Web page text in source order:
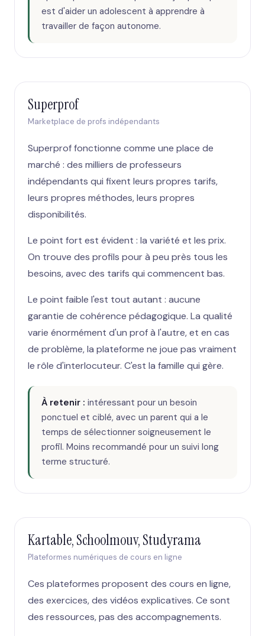
est d'aider un adolescent à apprendre à
travailler de façon autonome.
Superprof
Marketplace de profs indépendants
Superprof fonctionne comme une place de
marché : des milliers de professeurs
indépendants qui fixent leurs propres tarifs,
leurs propres méthodes, leurs propres
disponibilités.
Le point fort est évident : la variété et les prix.
On trouve des profils pour à peu près tous les
besoins, avec des tarifs qui commencent bas.
Le point faible l'est tout autant : aucune
garantie de cohérence pédagogique. La qualité
varie énormément d'un prof à l'autre, et en cas
de problème, la plateforme ne joue pas vraiment
le rôle d'interlocuteur. C'est la famille qui gère.
À retenir : intéressant pour un besoin
ponctuel et ciblé, avec un parent qui a le
temps de sélectionner soigneusement le
profil. Moins recommandé pour un suivi long
terme structuré.
Kartable, Schoolmouv, Studyrama
Plateformes numériques de cours en ligne
Ces plateformes proposent des cours en ligne,
des exercices, des vidéos explicatives. Ce sont
des ressources, pas des accompagnements.